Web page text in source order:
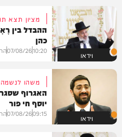
וידאו
מציון תצא
ההבדל בין
כהן
10:20
07/08/26
וידאו
משהו לנשמה
האגרוף
יוסף חי פור
09:15
07/08/26